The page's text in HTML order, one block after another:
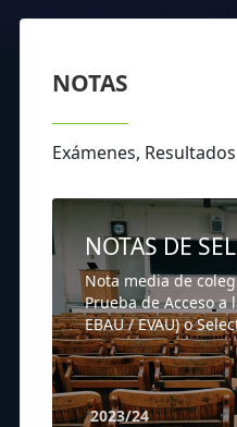
NOTAS
Exámenes,
NOTAS DE
Nota media de
Prueba de Acceso a
EBAU / EVAU) o
2023/24